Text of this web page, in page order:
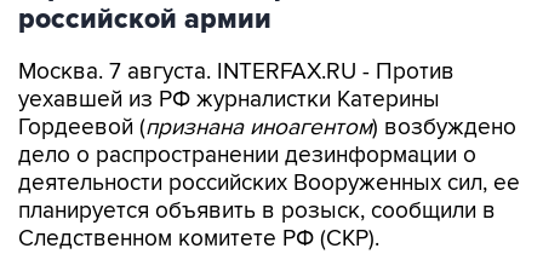
российской армии
Москва. 7 августа. INTERFAX.RU - Против
уехавшей из РФ журналистки Катерины
Гордеевой (признана иноагентом) возбуждено
дело о распространении дезинформации о
деятельности российских Вооруженных сил, ее
планируется объявить в розыск, сообщили в
Следственном комитете РФ (СКР).